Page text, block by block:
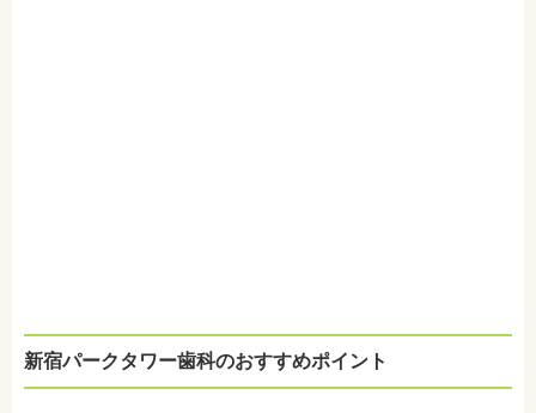
新宿パークタワー歯科のおすすめポイント